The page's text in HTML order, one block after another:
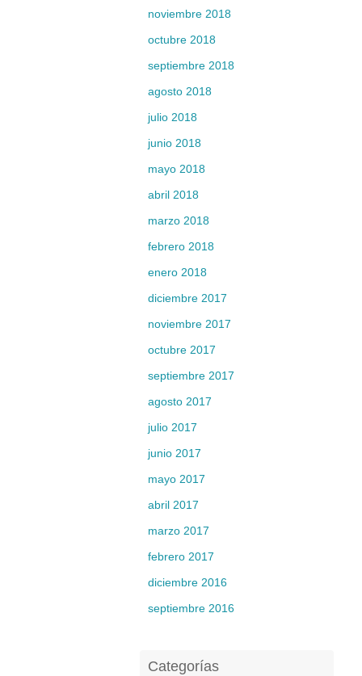
noviembre 2018
octubre 2018
septiembre 2018
agosto 2018
julio 2018
junio 2018
mayo 2018
abril 2018
marzo 2018
febrero 2018
enero 2018
diciembre 2017
noviembre 2017
octubre 2017
septiembre 2017
agosto 2017
julio 2017
junio 2017
mayo 2017
abril 2017
marzo 2017
febrero 2017
diciembre 2016
septiembre 2016
Categorías